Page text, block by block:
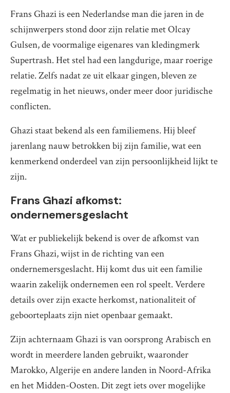
Frans Ghazi is een Nederlandse man die jaren in de
schijnwerpers stond door zijn relatie met Olcay
Gulsen, de voormalige eigenares van kledingmerk
Supertrash. Het stel had een langdurige, maar roerige
relatie. Zelfs nadat ze uit elkaar gingen, bleven ze
regelmatig in het nieuws, onder meer door juridische
conflicten.
Ghazi staat bekend als een familiemens. Hij bleef
jarenlang nauw betrokken bij zijn familie, wat een
kenmerkend onderdeel van zijn persoonlijkheid lijkt te
zijn.
Frans Ghazi afkomst:
ondernemersgeslacht
Wat er publiekelijk bekend is over de afkomst van
Frans Ghazi, wijst in de richting van een
ondernemersgeslacht. Hij komt dus uit een familie
waarin zakelijk ondernemen een rol speelt. Verdere
details over zijn exacte herkomst, nationaliteit of
geboorteplaats zijn niet openbaar gemaakt.
Zijn achternaam Ghazi is van oorsprong Arabisch en
wordt in meerdere landen gebruikt, waaronder
Marokko, Algerije en andere landen in Noord-Afrika
en het Midden-Oosten. Dit zegt iets over mogelijke